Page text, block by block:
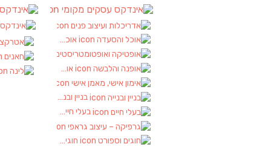
אטרקציות
(2)
חאנים
לינה
אינדקס עסקים מקומי (90)
אדריכלות ועיצוב פנים(2)
אוכל והסעדה (17)
אופטיקה ואופטומטריסטים
אופנה והלבשה (1)
אימון אישי, מאמן אישי(1)
בניין ובנייה (2)
בעלי חיים (2)
גרפיקה – עיצוב גראפי
חוגים וספורט (2)